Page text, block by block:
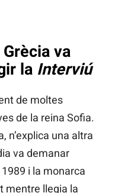
va
la Interviú
de moltes
de la reina Sofia.
n’explica una altra
va demanar
1989 i la monarca
mentre llegia la